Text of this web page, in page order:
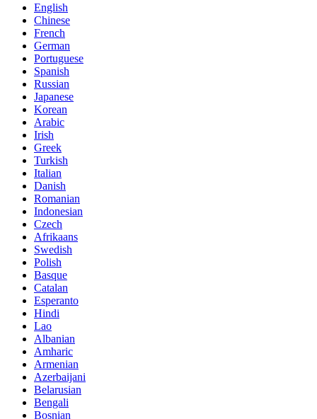
English
Chinese
French
German
Portuguese
Spanish
Russian
Japanese
Korean
Arabic
Irish
Greek
Turkish
Italian
Danish
Romanian
Indonesian
Czech
Afrikaans
Swedish
Polish
Basque
Catalan
Esperanto
Hindi
Lao
Albanian
Amharic
Armenian
Azerbaijani
Belarusian
Bengali
Bosnian